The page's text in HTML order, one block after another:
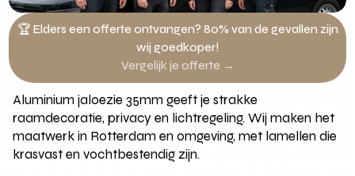
🏆 Elders een offerte ontvangen? 80% van de gevallen zijn
wij goedkoper!
Vergelijk je offerte →
Aluminium jaloezie 35mm geeft je strakke
raamdecoratie, privacy en lichtregeling. Wij maken het
maatwerk in Rotterdam en omgeving, met lamellen die
krasvast en vochtbestendig zijn.